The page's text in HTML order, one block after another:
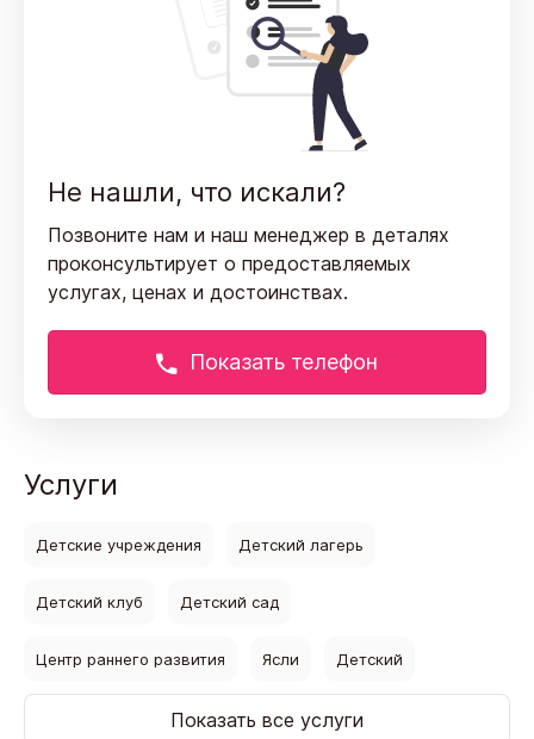
Не нашли, что искали?
Позвоните нам и наш менеджер в деталях
проконсультирует о предоставляемых
услугах, ценах и достоинствах.
Показать телефон
Услуги
Детские учреждения Детский лагерь
Детский клуб Детский сад
Центр раннего развития Ясли Детский
Показать все услуги